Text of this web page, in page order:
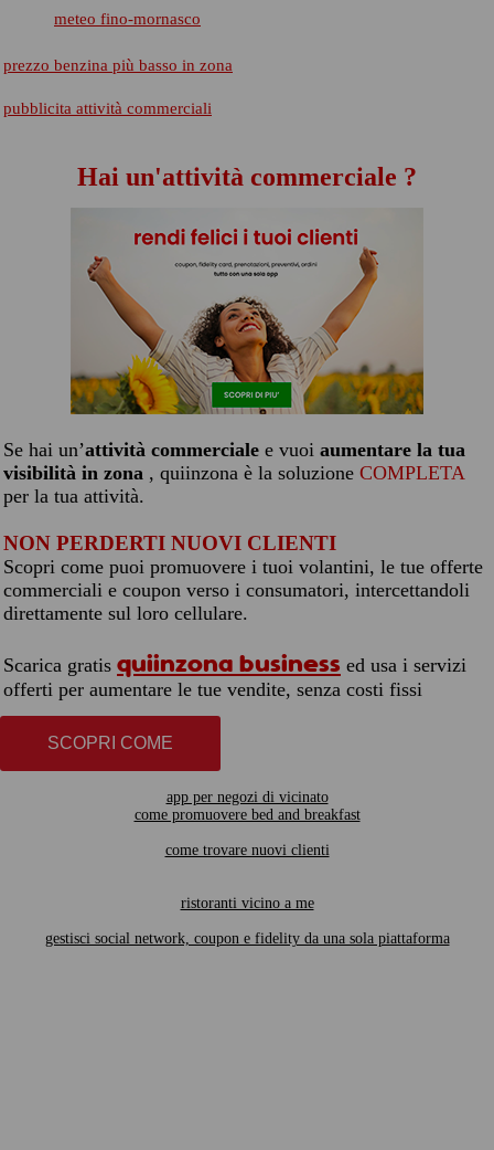
meteo fino-mornasco
prezzo benzina più basso in zona
pubblicita attività commerciali
Hai un'attività commerciale ?
Se hai un’attività commerciale e vuoi aumentare la tua
visibilità in zona , quiinzona è la soluzione COMPLETA
per la tua attività.
NON PERDERTI NUOVI CLIENTI
Scopri come puoi promuovere i tuoi volantini, le tue offerte
commerciali e coupon verso i consumatori, intercettandoli
direttamente sul loro cellulare.
Scarica gratis quiinzona business ed usa i servizi
offerti per aumentare le tue vendite, senza costi fissi
SCOPRI COME
app per negozi di vicinato
come promuovere bed and breakfast
come trovare nuovi clienti
ristoranti vicino a me
gestisci social network, coupon e fidelity da una sola piattaforma